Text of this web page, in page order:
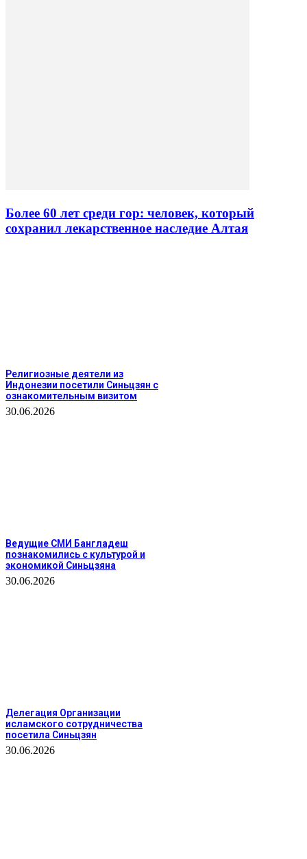
Более 60 лет среди гор: человек, который
сохранил лекарственное наследие Алтая
Религиозные деятели из
Индонезии посетили Синьцзян с
ознакомительным визитом
30.06.2026
Ведущие СМИ Бангладеш
познакомились с культурой и
экономикой Синьцзяна
30.06.2026
Делегация Организации
исламского сотрудничества
посетила Синьцзян
30.06.2026